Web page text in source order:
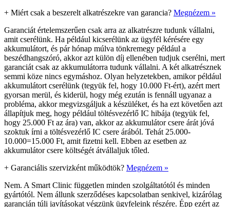
+ Miért csak a beszerelt alkatrészekre van garancia? Megnézem »
Garanciát értelemszerűen csak arra az alkatrészre tudunk vállalni,
amit cserélünk. Ha például kicserélünk az ügyfél kérésére egy
akkumulátort, és pár hónap múlva tönkremegy például a
beszédhangszóró, akkor azt külön díj ellenében tudjuk cserélni, mert
garanciát csak az akkumulátorra tudunk vállalni. A két alkatrésznek
semmi köze nincs egymáshoz. Olyan helyzetekben, amikor például
akkumulátort cserélünk (tegyük fel, hogy 10.000 Ft-ért), azért mert
gyorsan merül, és kiderül, hogy még ezután is fennáll ugyanaz a
probléma, akkor megvizsgáljuk a készüléket, és ha ezt követően azt
állapítjuk meg, hogy például töltésvezérlő IC hibája (tegyük fel,
hogy 25.000 Ft az ára) van, akkor az akkumulátor csere árát jóvá
szoktuk írni a töltésvezérlő IC csere árából. Tehát 25.000-
10.000=15.000 Ft, amit fizetni kell. Ebben az esetben az
akkumulátor csere költségét átvállaljuk tőled.
+ Garanciális szervizként működtök? Megnézem »
Nem. A Smart Clinic független minden szolgáltatótól és minden
gyártótól. Nem állunk szerződéses kapcsolatban senkivel, kizárólag
garancián túli javításokat végzünk ügyfeleink részére. Épp ezért az